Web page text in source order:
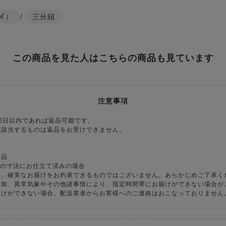
） / 三分紐
この商品を見た人はこちらの商品も見ています
注意事項
以内であれば返品可能です。
当するものは返品をお受けできません。
寸法にお仕立て済みの場合
確実なお届けをお約束できるものではございません。あらかじめご了承く
、異常気象やその他諸事情により、指定時間帯にお届けができない場合が
ができない場合、配送業者からお客様へのご連絡はおこなっておりません